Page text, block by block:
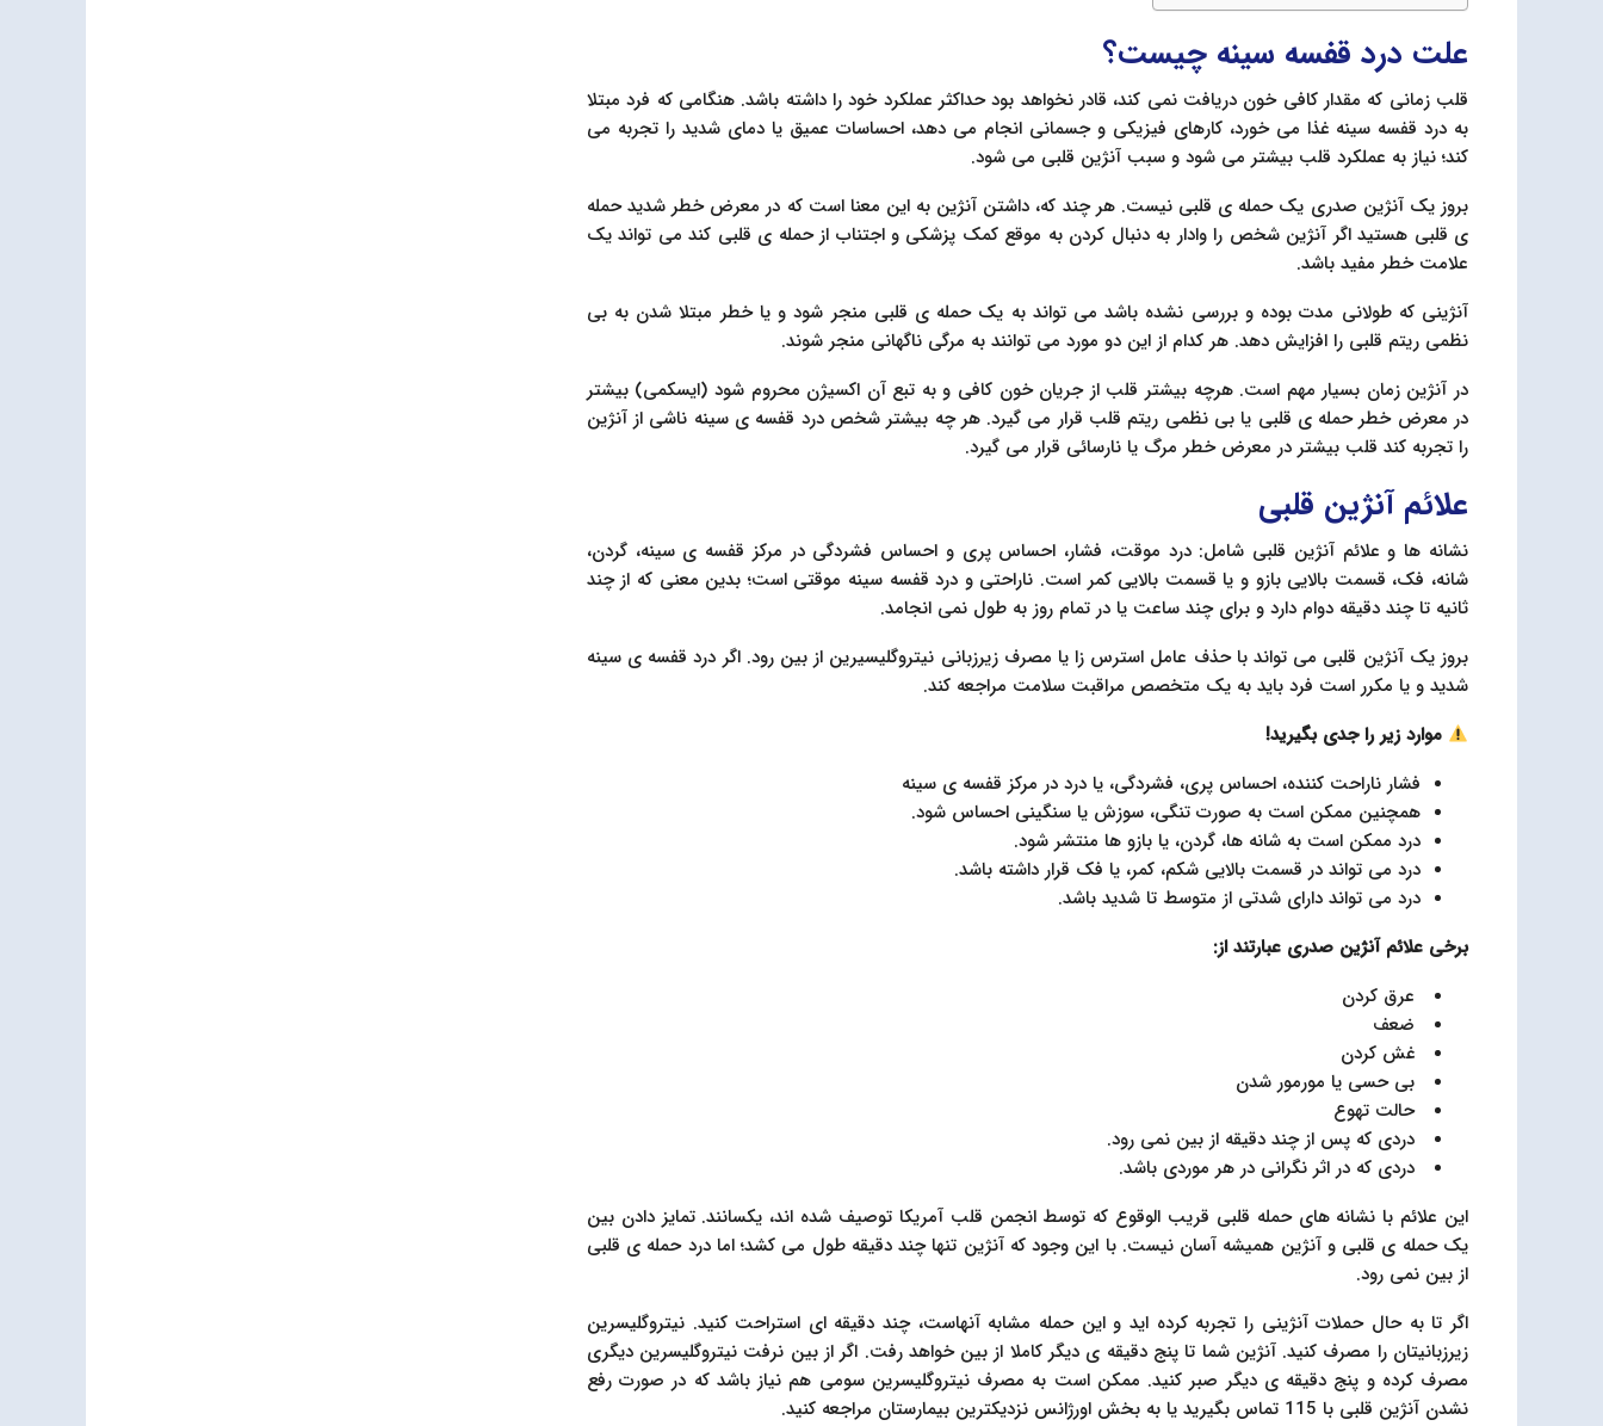
علت درد قفسه سینه چیست؟
قلب زمانی که مقدار کافی خون دریافت نمی کند، قادر نخواهد بود حداکثر عملکرد خود را داشته باشد. هنگامی که فرد مبتلا
به درد قفسه سینه غذا می خورد، کارهای فیزیکی و جسمانی انجام می دهد، احساسات عمیق یا دمای شدید را تجربه می
کند؛ نیاز به عملکرد قلب بیشتر می شود و سبب آنژین قلبی می شود.
بروز یک آنژین صدری یک حمله ی قلبی نیست. هر چند که، داشتن آنژین به این معنا است که در معرض خطر شدید حمله
ی قلبی هستید اگر آنژین شخص را وادار به دنبال کردن به موقع کمک پزشکی و اجتناب از حمله ی قلبی کند می تواند یک
علامت خطر مفید باشد.
آنژینی که طولانی مدت بوده و بررسی نشده باشد می تواند به یک حمله ی قلبی منجر شود و یا خطر مبتلا شدن به بی
نظمی ریتم قلبی را افزایش دهد. هر کدام از این دو مورد می توانند به مرگی ناگهانی منجر شوند.
در آنژین زمان بسیار مهم است. هرچه بیشتر قلب از جریان خون کافی و به تبع آن اکسیژن محروم شود (ایسکمی) بیشتر
در معرض خطر حمله ی قلبی یا بی نظمی ریتم قلب قرار می گیرد. هر چه بیشتر شخص درد قفسه ی سینه ناشی از آنژین
را تجربه کند قلب بیشتر در معرض خطر مرگ یا نارسائی قرار می گیرد.
علائم آنژین قلبی
نشانه ها و علائم آنژین قلبی شامل: درد موقت، فشار، احساس پری و احساس فشردگی در مرکز قفسه ی سینه، گردن،
شانه، فک، قسمت بالایی بازو و یا قسمت بالایی کمر است. ناراحتی و درد قفسه سینه موقتی است؛ بدین معنی که از چند
ثانیه تا چند دقیقه دوام دارد و برای چند ساعت یا در تمام روز به طول نمی انجامد.
بروز یک آنژین قلبی می تواند با حذف عامل استرس زا یا مصرف زیرزبانی نیتروگلیسیرین از بین رود. اگر درد قفسه ی سینه
شدید و یا مکرر است فرد باید به یک متخصص مراقبت سلامت مراجعه کند.
موارد زیر را جدی بگیرید!
فشار ناراحت کننده، احساس پری، فشردگی، یا درد در مرکز قفسه ی سینه
همچنین ممکن است به صورت تنگی، سوزش یا سنگینی احساس شود.
درد ممکن است به شانه ها، گردن، یا بازو ها منتشر شود.
درد می تواند در قسمت بالایی شکم، کمر، یا فک قرار داشته باشد.
درد می تواند دارای شدتی از متوسط تا شدید باشد.
برخی علائم آنژین صدری عبارتند از:
عرق کردن
ضعف
غش کردن
بی حسی یا مورمور شدن
حالت تهوع
دردی که پس از چند دقیقه از بین نمی رود.
دردی که در اثر نگرانی در هر موردی باشد.
این علائم با نشانه های حمله قلبی قریب الوقوع که توسط انجمن قلب آمریکا توصیف شده اند، یکسانند. تمایز دادن بین
یک حمله ی قلبی و آنژین همیشه آسان نیست. با این وجود که آنژین تنها چند دقیقه طول می کشد؛ اما درد حمله ی قلبی
از بین نمی رود.
اگر تا به حال حملات آنژینی را تجربه کرده اید و این حمله مشابه آنهاست، چند دقیقه ای استراحت کنید. نیتروگلیسرین
زیرزبانیتان را مصرف کنید. آنژین شما تا پنج دقیقه ی دیگر کاملا از بین خواهد رفت. اگر از بین نرفت نیتروگلیسرین دیگری
مصرف کرده و پنج دقیقه ی دیگر صبر کنید. ممکن است به مصرف نیتروگلیسرین سومی هم نیاز باشد که در صورت رفع
نشدن آنژین قلبی با 115 تماس بگیرید یا به بخش اورژانس نزدیکترین بیمارستان مراجعه کنید.